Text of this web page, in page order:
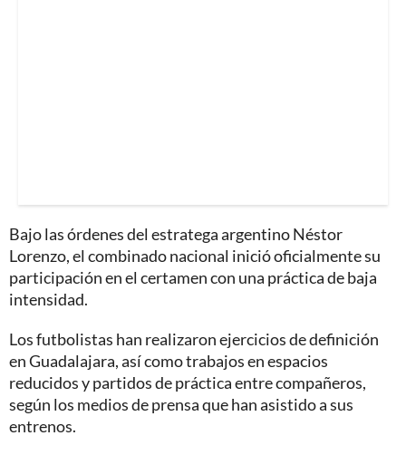
Bajo las órdenes del estratega argentino Néstor
Lorenzo, el combinado nacional inició oficialmente su
participación en el certamen con una práctica de baja
intensidad.
Los futbolistas han realizaron ejercicios de definición
en Guadalajara, así como trabajos en espacios
reducidos y partidos de práctica entre compañeros,
según los medios de prensa que han asistido a sus
entrenos.